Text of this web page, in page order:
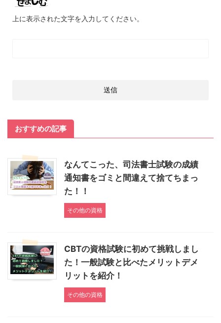
上に表示された文字を入力してください。
おすすめの記事
なんてこった、司法書士試験の成績
通知書をゴミと間違えて捨てちまっ
た！！
その他の資格
CBTの資格試験に初めて挑戦しまし
た！一般試験と比べたメリットデメ
リットを紹介！
その他の資格